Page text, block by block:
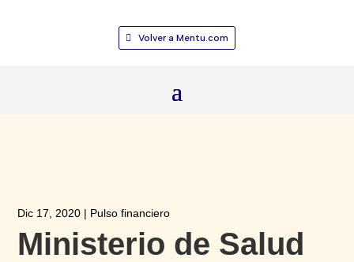
Volver a Mentu.com
Dic 17, 2020 | Pulso financiero
Ministerio de Salud